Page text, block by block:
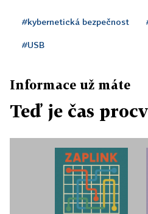
#kybernetická bezpečnost
#USB
Informace už máte
Teď je čas